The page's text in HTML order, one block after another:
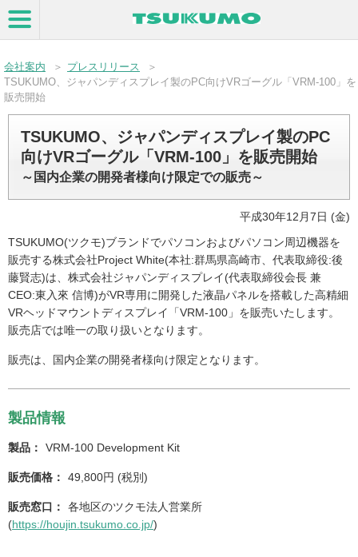
会社案内 ＞ プレスリリース
＞
TSUKUMO、ジャパンディスプレイ製のPC向けVRゴーグル「VRM-100」を
販売開始
TSUKUMO、ジャパンディスプレイ製のPC
向けVRゴーグル「VRM-100」を販売開始
～国内企業の開発者様向け限定での販売～
平成30年12月7日 (金)
TSUKUMO(ツクモ)ブランドでパソコンおよびパソコン周辺機器を
販売する株式会社Project White(本社:群馬県高崎市、代表取締役:後
藤賢志)は、株式会社ジャパンディスプレイ(代表取締役会長 兼
CEO:東入來 信博)がVR専用に開発した液晶パネルを搭載した高精細
VRヘッドマウントディスプレイ「VRM-100」を販売いたします。
販売店では唯一の取り扱いとなります。
販売は、国内企業の開発者様向け限定となります。
製品情報
製品： VRM-100 Development Kit
販売価格： 49,800円 (税別)
販売窓口：
各地区のツクモ法人営業所
(https://houjin.tsukumo.co.jp/)